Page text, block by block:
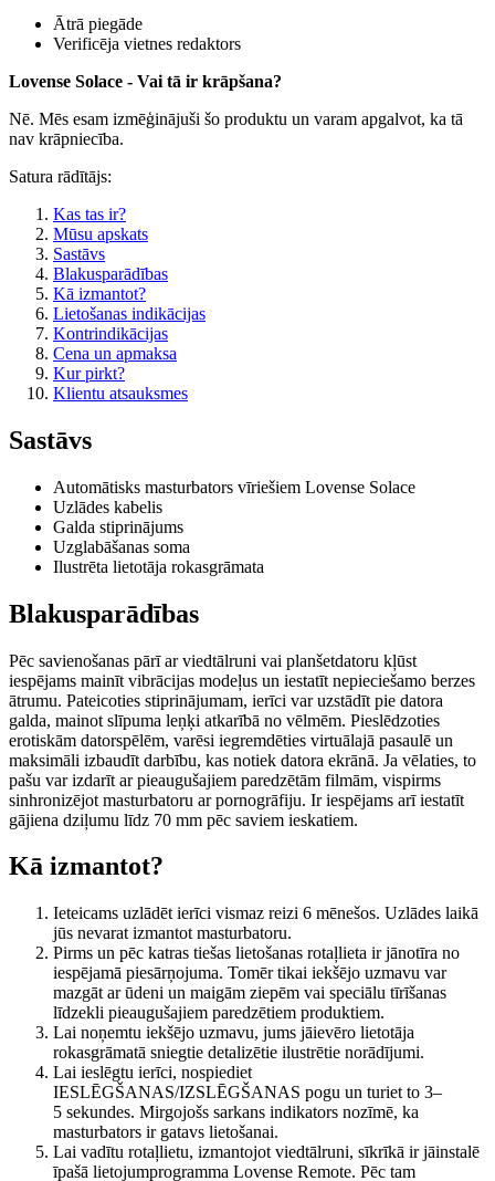
Ātrā piegāde
Verificēja vietnes redaktors
Lovense Solace - Vai tā ir krāpšana?
Nē. Mēs esam izmēģinājuši šo produktu un varam apgalvot, ka tā
nav krāpniecība.
Satura rādītājs:
Kas tas ir?
Mūsu apskats
Sastāvs
Blakusparādības
Kā izmantot?
Lietošanas indikācijas
Kontrindikācijas
Cena un apmaksa
Kur pirkt?
Klientu atsauksmes
Sastāvs
Automātisks masturbators vīriešiem Lovense Solace
Uzlādes kabelis
Galda stiprinājums
Uzglabāšanas soma
Ilustrēta lietotāja rokasgrāmata
Blakusparādības
Pēc savienošanas pārī ar viedtālruni vai planšetdatoru kļūst
iespējams mainīt vibrācijas modeļus un iestatīt nepieciešamo berzes
ātrumu. Pateicoties stiprinājumam, ierīci var uzstādīt pie datora
galda, mainot slīpuma leņķi atkarībā no vēlmēm. Pieslēdzoties
erotiskām datorspēlēm, varēsi iegremdēties virtuālajā pasaulē un
maksimāli izbaudīt darbību, kas notiek datora ekrānā. Ja vēlaties, to
pašu var izdarīt ar pieaugušajiem paredzētām filmām, vispirms
sinhronizējot masturbatoru ar pornogrāfiju. Ir iespējams arī iestatīt
gājiena dziļumu līdz 70 mm pēc saviem ieskatiem.
Kā izmantot?
Ieteicams uzlādēt ierīci vismaz reizi 6 mēnešos. Uzlādes laikā
jūs nevarat izmantot masturbatoru.
Pirms un pēc katras tiešas lietošanas rotaļlieta ir jānotīra no
iespējamā piesārņojuma. Tomēr tikai iekšējo uzmavu var
mazgāt ar ūdeni un maigām ziepēm vai speciālu tīrīšanas
līdzekli pieaugušajiem paredzētiem produktiem.
Lai noņemtu iekšējo uzmavu, jums jāievēro lietotāja
rokasgrāmatā sniegtie detalizētie ilustrētie norādījumi.
Lai ieslēgtu ierīci, nospiediet
IESLĒGŠANAS/IZSLĒGŠANAS pogu un turiet to 3–
5 sekundes. Mirgojošs sarkans indikators nozīmē, ka
masturbators ir gatavs lietošanai.
Lai vadītu rotaļlietu, izmantojot viedtālruni, sīkrīkā ir jāinstalē
īpašā lietojumprogramma Lovense Remote. Pēc tam